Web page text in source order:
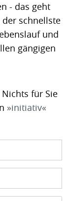
- das geht
schnellste
und
gängigen
für Sie
initiativ